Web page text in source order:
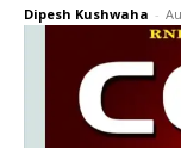
Dipesh Kushwaha -